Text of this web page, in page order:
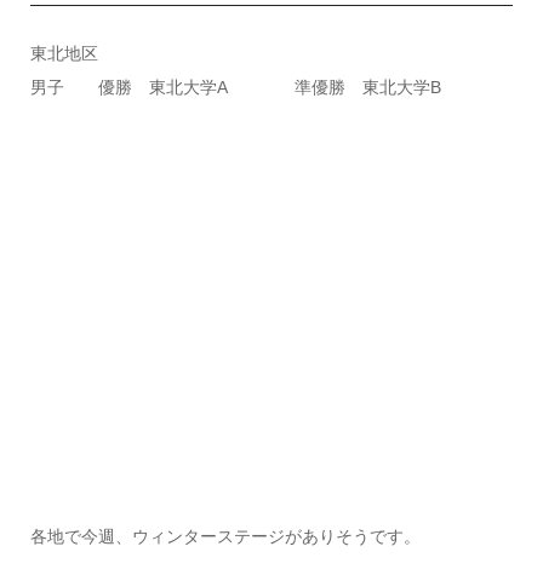
東北地区
男子 優勝 東北大学A 準優勝 東北大学B
各地で今週、ウィンターステージがありそうです。